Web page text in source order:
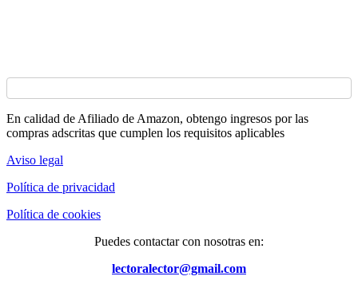
En calidad de Afiliado de Amazon, obtengo ingresos por las
compras adscritas que cumplen los requisitos aplicables
Aviso legal
Política de privacidad
Política de cookies
Puedes contactar con nosotras en:
lectoralector@gmail.com